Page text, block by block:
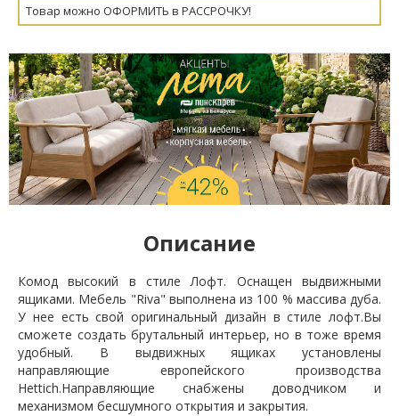
Товар можно ОФОРМИТЬ в РАССРОЧКУ!
Описание
Комод высокий в стиле Лофт. Оснащен выдвижными
ящиками. Мебель "Riva" выполнена из 100 % массива дуба.
У нее есть свой оригинальный дизайн в стиле лофт.Вы
сможете создать брутальный интерьер, но в тоже время
удобный. В выдвижных ящиках установлены
направляющие европейского производства
Hettich.Направляющие снабжены доводчиком и
механизмом бесшумного открытия и закрытия.